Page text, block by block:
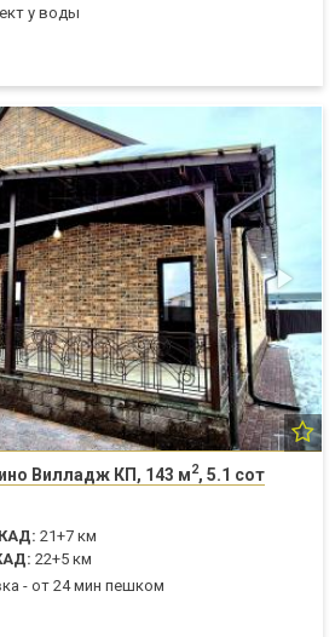
у воды
Вилладж КП, 143 м2, 5.1 сот
21+7 км
22+5 км
- от 24 мин пешком